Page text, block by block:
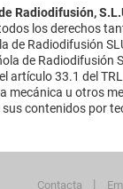
Radiodifusión,
los derechos
de Radiodifusión
de
artículo 33.1 del
mecánica u otros
contenidos por
Contacta